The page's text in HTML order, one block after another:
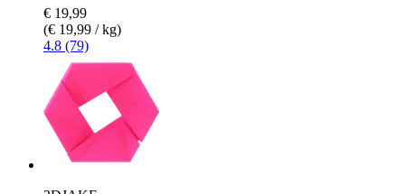
€ 19,99
(€ 19,99 / kg)
4.8 (79)